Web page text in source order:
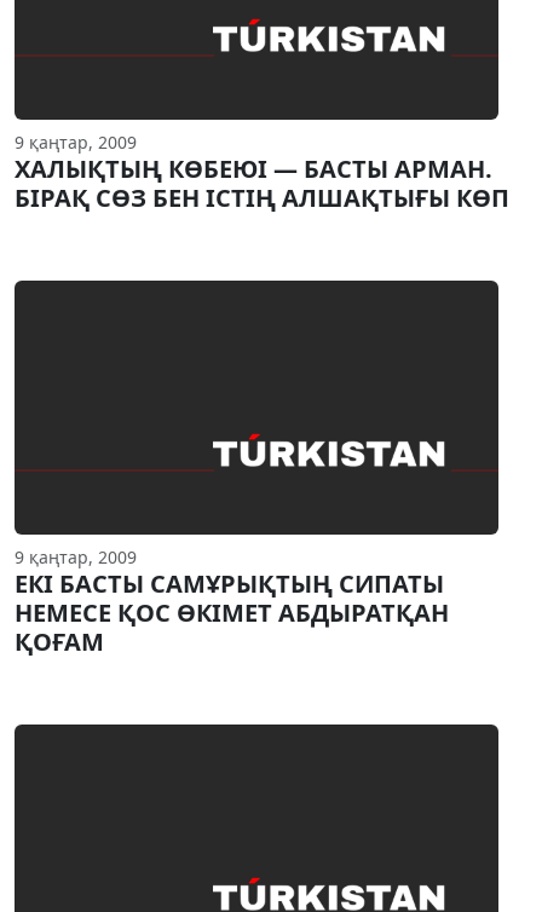
9 қаңтар, 2009
ХАЛЫҚТЫҢ КӨБЕЮI — БАСТЫ АРМАН.
БIРАҚ СӨЗ БЕН IСТIҢ АЛШАҚТЫҒЫ КӨП
9 қаңтар, 2009
ЕКI БАСТЫ САМҰРЫҚТЫҢ СИПАТЫ
НЕМЕСЕ ҚОС ӨКIМЕТ АБДЫРАТҚАН
ҚОҒАМ